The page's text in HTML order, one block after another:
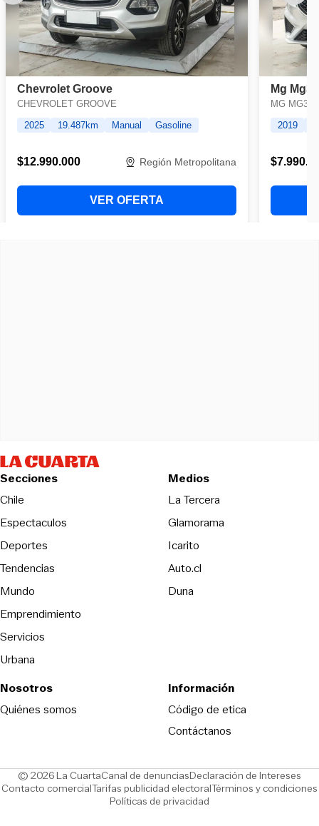
Secciones
Chile
Espectaculos
Deportes
Tendencias
Mundo
Emprendimiento
Servicios
Urbana
Medios
La TerceraOpens in new
Glamorama
Icarito
Auto.cl
DunaOpens in new window
Nosotros
Quiénes somos
Información
Código de eticaOpens in new
Contáctanos
© 2026 La CuartaCanal de denunciasOpens in new window
Declaración de Intereses
Contacto comercialOpens in new window
Tarifas publicidad electoralOpens in new window
Términos y condiciones
Políticas de privacidad